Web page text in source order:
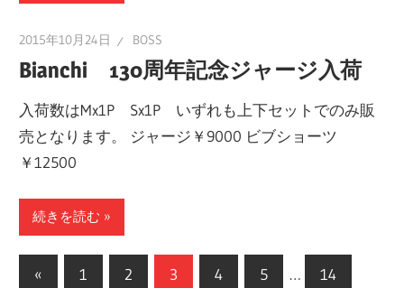
2015年10月24日 BOSS
Bianchi 130周年記念ジャージ入荷
入荷数はMx1P Sx1P いずれも上下セットでのみ販
売となります。 ジャージ￥9000 ビブショーツ
￥12500
続きを読む
投
« 1 2 3 4 5 … 14